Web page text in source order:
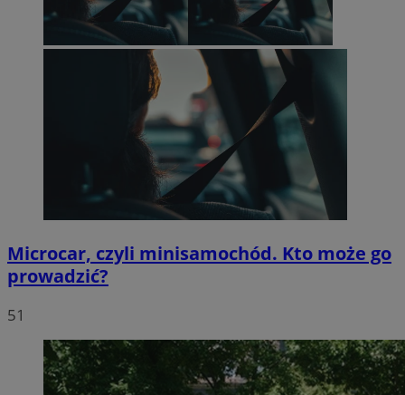
Microcar, czyli minisamochód. Kto może go
prowadzić?
51